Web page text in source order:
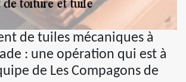
de tuiles mécaniques à
: une opération qui est à
de Les Compagons de